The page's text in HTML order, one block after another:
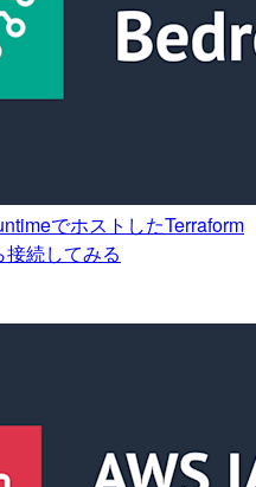
でホストしたTerraform
続してみる